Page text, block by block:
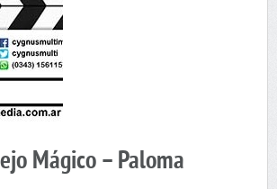
Mágico – Paloma